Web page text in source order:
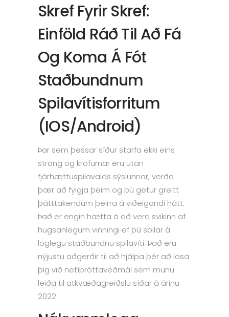
Skref Fyrir Skref:
Einföld Ráð Til Að Fá
Og Koma Á Fót
Staðbundnum
Spilavítisforritum
(iOS/Android)
Þar sem þessar síður starfa ekki eins
ströng og kröfurnar eru utan
fjárhættuspilavalds sýslunnar, verða
þær að fylgja þeim og þú getur greitt
þátttakendum þeirra á viðeigandi hátt.
Það er engin hætta á að vera svikinn af
hugsanlegum vinningi ef þú spilar á
löglegu staðbundnu spilavíti. Það eru
nýjustu aðgerðir til að hjálpa þér að losa
þig við netíþróttaveðmál sem munu
leiða til atkvæðagreiðslu síðar á árinu
2022.